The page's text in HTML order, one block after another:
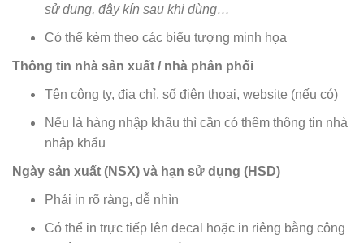
sử dụng, đậy kín sau khi dùng…
Có thể kèm theo các biểu tượng minh họa
Thông tin nhà sản xuất / nhà phân phối
Tên công ty, địa chỉ, số điện thoại, website (nếu có)
Nếu là hàng nhập khẩu thì cần có thêm thông tin nhà
nhập khẩu
Ngày sản xuất (NSX) và hạn sử dụng (HSD)
Phải in rõ ràng, dễ nhìn
Có thể in trực tiếp lên decal hoặc in riêng bằng công